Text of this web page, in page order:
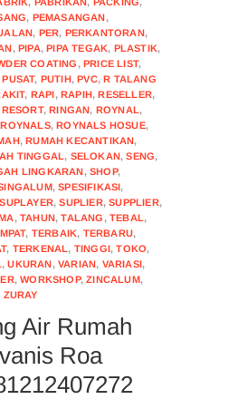
, PEMASANGAN,
, PER, PERKANTORAN,
,PIPA,PIPA TEGAK, PLASTIK,
COATING ,PRICE LIST,
PUSAT, PUTIH,PVC,R TALANG
, RAPI,RAPIH,RESELLER,
RESORT,RINGAN, ROYNAL,
ROYNALS,ROYNALS HOSUE,
,RUMAH KECANTIKAN,
TINGGAL, SELOKAN,SENG,
LINGKARAN,SHOP,
,SPESIFIKASI,
SUPLAYER,SUPLIER,SUPPLIER,
,TAHUN,TALANG ,TEBAL,
, TERBAIK, TERBARU,
, TERKENAL, TINGGI,TOKO,
,UKURAN,VARIAN, VARIASI,
,WORKSHOP,ZINCALUM,
ZURAY
Air Rumah
Roa